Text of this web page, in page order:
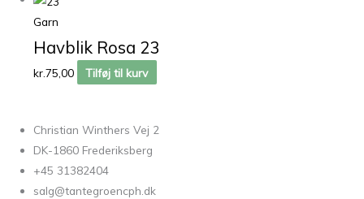
Garn
Havblik Rosa 23
kr.75,00 Tilføj til kurv
Christian Winthers Vej 2
DK-1860 Frederiksberg
+45 31382404
salg@tantegroencph.dk